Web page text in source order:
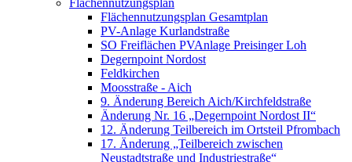
Flächennutzungsplan
Flächennutzungsplan Gesamtplan
PV-Anlage Kurlandstraße
SO Freiflächen PV­Anlage Preisinger Loh
Degernpoint Nordost
Feldkirchen
Moosstraße - Aich
9. Änderung Bereich Aich/Kirchfeldstraße
Änderung Nr. 16 „Degernpoint Nordost II“
12. Änderung Teilbereich im Ortsteil Pfrombach
17. Änderung „Teilbereich zwischen
Neustadtstraße und Industriestraße“